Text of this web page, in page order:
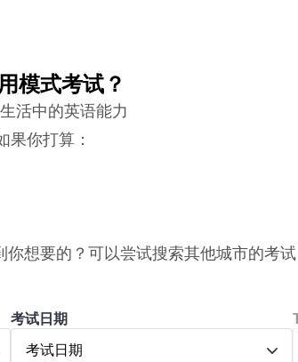
模式考试？
活中的英语能力
果你打算：
想要的？可以尝试搜索其他城市的考试
考试日期
考试日期